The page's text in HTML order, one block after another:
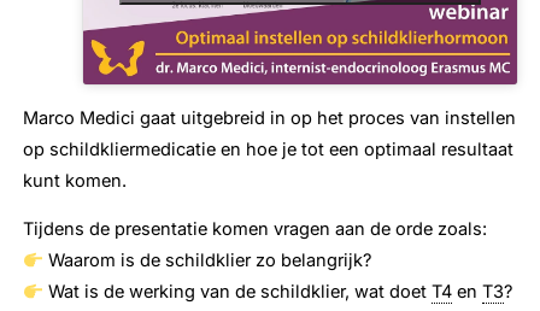
Marco Medici gaat uitgebreid in op het proces van instellen
op schildkliermedicatie en hoe je tot een optimaal resultaat
kunt komen.
Tijdens de presentatie komen vragen aan de orde zoals:
Waarom is de schildklier zo belangrijk?
Wat is de werking van de schildklier, wat doet T4en T3?